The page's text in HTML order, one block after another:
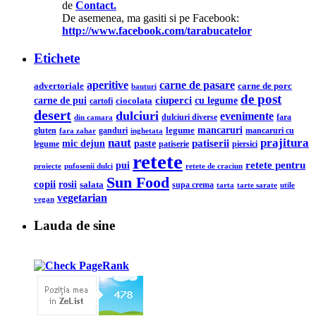
de Contact.
De asemenea, ma gasiti si pe Facebook:
http://www.facebook.com/tarabucatelor
Etichete
advertoriale aperitive bauturi carne de pasare carne de porc
carne de pui cartofi ciocolata ciuperci cu legume de post
desert din camara dulciuri dulciuri diverse evenimente fara
gluten fara zahar ganduri inghetata legume mancaruri mancaruri cu
legume mic dejun naut paste patiserie patiserii piersici prajitura
proiecte pufosenii dulci pui retete retete de craciun retete pentru
copii rosii salata Sun Food supa crema tarta tarte sarate utile
vegan vegetarian
Lauda de sine